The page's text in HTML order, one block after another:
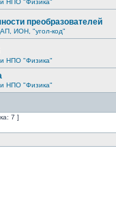
НПО "Физика"
преобразователей
ИОН, "угол-код"
НПО "Физика"
НПО "Физика"
7 ]